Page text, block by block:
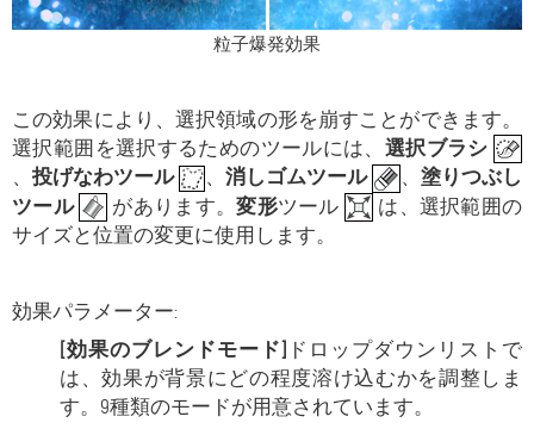
粒子爆発効果
この効果により、選択領域の形を崩すことができます。
選択範囲を選択するためのツールには、 選択ブラシ
、 投げなわツール 、 消しゴムツール 、 塗りつぶし
ツール
があります。変形ツール
は、選択範囲の
サイズと位置の変更に使用します。
効果パラメーター:
[効果のブレンドモード] ドロップダウンリストで
は、効果が背景にどの程度溶け込むかを調整しま
す。9種類のモードが用意されています。